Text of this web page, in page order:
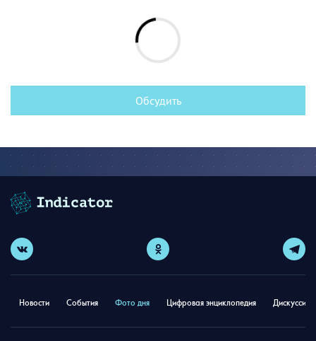
Обсудить
Новости События Фото дня Цифровая энциклопедия